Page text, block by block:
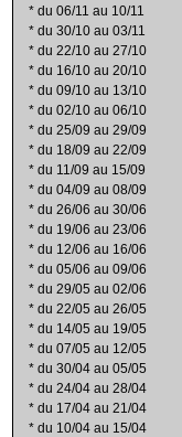
* du 06/11 au 10/11
* du 30/10 au 03/11
* du 22/10 au 27/10
* du 16/10 au 20/10
* du 09/10 au 13/10
* du 02/10 au 06/10
* du 25/09 au 29/09
* du 18/09 au 22/09
* du 11/09 au 15/09
* du 04/09 au 08/09
* du 26/06 au 30/06
* du 19/06 au 23/06
* du 12/06 au 16/06
* du 05/06 au 09/06
* du 29/05 au 02/06
* du 22/05 au 26/05
* du 14/05 au 19/05
* du 07/05 au 12/05
* du 30/04 au 05/05
* du 24/04 au 28/04
* du 17/04 au 21/04
* du 10/04 au 15/04